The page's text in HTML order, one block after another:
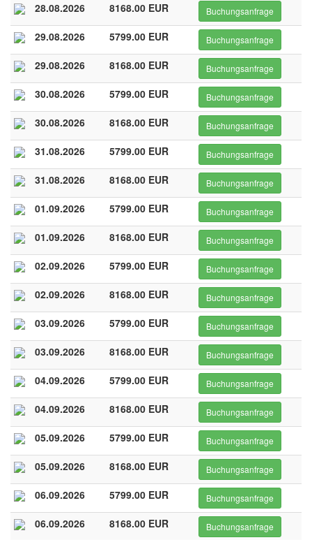
28.08.2026 8168.00 EUR Buchungsanfrage
29.08.2026 5799.00 EUR Buchungsanfrage
29.08.2026 8168.00 EUR Buchungsanfrage
30.08.2026 5799.00 EUR Buchungsanfrage
30.08.2026 8168.00 EUR Buchungsanfrage
31.08.2026 5799.00 EUR Buchungsanfrage
31.08.2026 8168.00 EUR Buchungsanfrage
01.09.2026 5799.00 EUR Buchungsanfrage
01.09.2026 8168.00 EUR Buchungsanfrage
02.09.2026 5799.00 EUR Buchungsanfrage
02.09.2026 8168.00 EUR Buchungsanfrage
03.09.2026 5799.00 EUR Buchungsanfrage
03.09.2026 8168.00 EUR Buchungsanfrage
04.09.2026 5799.00 EUR Buchungsanfrage
04.09.2026 8168.00 EUR Buchungsanfrage
05.09.2026 5799.00 EUR Buchungsanfrage
05.09.2026 8168.00 EUR Buchungsanfrage
06.09.2026 5799.00 EUR Buchungsanfrage
06.09.2026 8168.00 EUR Buchungsanfrage